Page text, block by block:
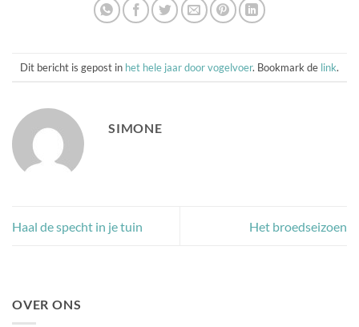
Dit bericht is gepost in het hele jaar door vogelvoer. Bookmark de link.
SIMONE
Haal de specht in je tuin Het broedseizoen
OVER ONS